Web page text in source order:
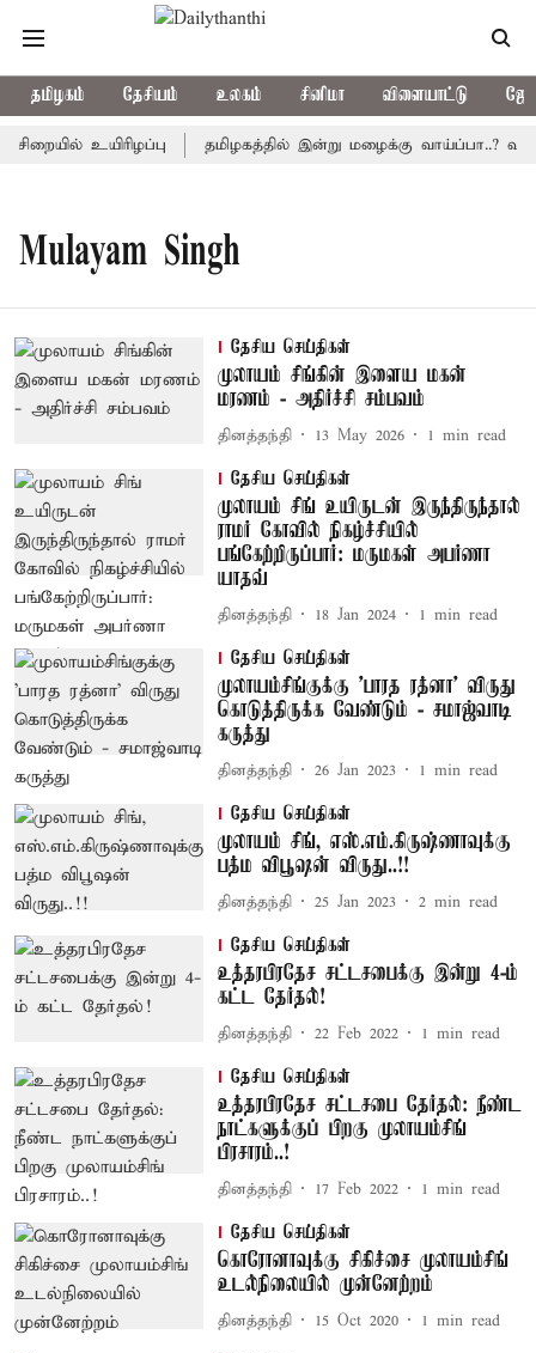
தமிழகம் தேசியம் உலகம் சினிமா விளையாட்டு
உயிரிழப்பு தமிழகத்தில் இன்று மழைக்கு வாய்ப்பா..?
Mulayam Singh
தேசிய செய்திகள்
முலாயம் சிங்கின் இளைய மகன்
மரணம் - அதிர்ச்சி சம்பவம்
தினத்தந்தி 13 May 2026 1 min read
தேசிய செய்திகள்
முலாயம் சிங் உயிருடன் இருந்திருந்தால்
ராமர் கோவில் நிகழ்ச்சியில்
பங்கேற்றிருப்பார்: மருமகள் அபர்ணா
யாதவ்
தினத்தந்தி 18 Jan 2024 1 min read
தேசிய செய்திகள்
முலாயம்சிங்குக்கு 'பாரத ரத்னா' விருது
கொடுத்திருக்க வேண்டும் - சமாஜ்வாடி
கருத்து
தினத்தந்தி 26 Jan 2023 1 min read
தேசிய செய்திகள்
முலாயம் சிங், எஸ்.எம்.கிருஷ்ணாவுக்கு
பத்ம விபூஷன் விருது..!!
தினத்தந்தி 25 Jan 2023 2 min read
தேசிய செய்திகள்
உத்தரபிரதேச சட்டசபைக்கு இன்று 4-ம்
கட்ட தேர்தல்!
தினத்தந்தி 22 Feb 2022 1 min read
தேசிய செய்திகள்
உத்தரபிரதேச சட்டசபை தேர்தல்: நீண்ட
நாட்களுக்குப் பிறகு முலாயம்சிங்
பிரசாரம்..!
தினத்தந்தி 17 Feb 2022 1 min read
தேசிய செய்திகள்
கொரோனாவுக்கு சிகிச்சை முலாயம்சிங்
உடல்நிலையில் முன்னேற்றம்
தினத்தந்தி 15 Oct 2020 1 min read